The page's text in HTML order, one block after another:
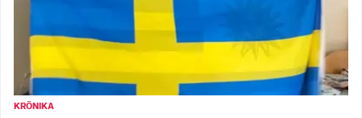
KRÖNIKA